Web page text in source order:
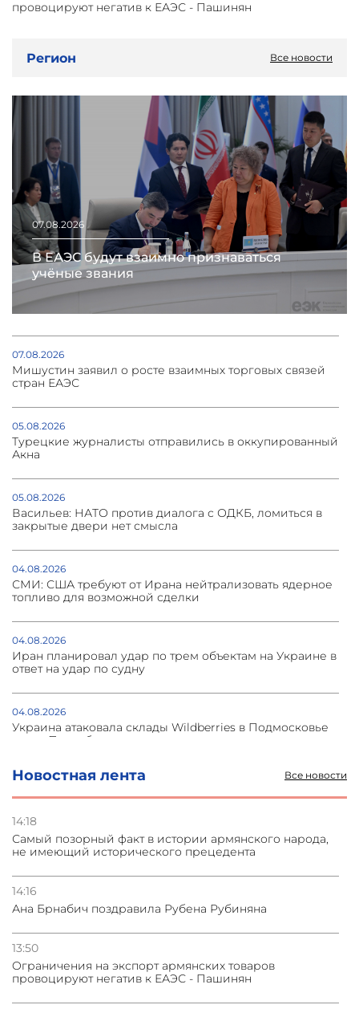
Новостная лента Все новости
14:18
Самый позорный факт в истории армянского народа,
не имеющий исторического прецедента
14:16
Ана Брнабич поздравила Рубена Рубиняна
13:50
Oграничения на экспорт армянских товаров
провоцируют негатив к ЕАЭС - Пашинян
провоцируют негатив к ЕАЭС - Пашинян
Регион Все новости
07.08.2026
В ЕАЭС будут взаимно признаваться
учёные звания
07.08.2026
Мишустин заявил о росте взаимных торговых связей
стран ЕАЭС
05.08.2026
Турецкие журналисты отправились в оккупированный
Акна
05.08.2026
Васильев: НАТО против диалога с ОДКБ, ломиться в
закрытые двери нет смысла
04.08.2026
СМИ: США требуют от Ирана нейтрализовать ядерное
топливо для возможной сделки
04.08.2026
Иран планировал удар по трем объектам на Украине в
ответ на удар по судну
04.08.2026
Украина атаковала склады Wildberries в Подмосковье
и под Петербургом
03.08.2026
Стратегия безопасности ОДКБ допускает применение
03.08.2026
Сотрудничество и очереди – детали визита главы
погрануправления СНБ Армении в Тбилиси